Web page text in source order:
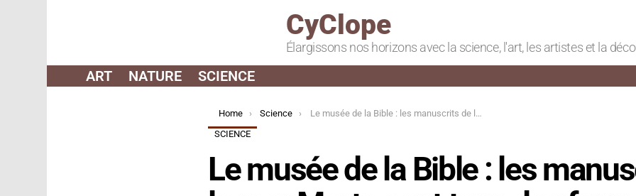
CyClope
Élargissons nos horizons avec la science, l'art, les artistes et la
ART NATURE SCIENCE
You are here:
Home Science
Le musée de la Bible : les manuscrits de la mer Morte sont tous des faux
SCIENCE
Le musée de la Bible : les